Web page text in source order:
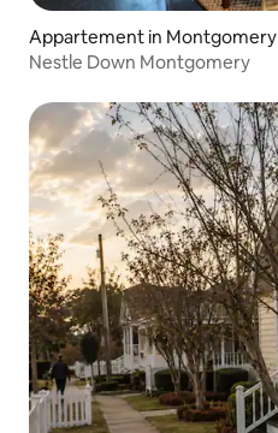
Appartement in Montgomery
Nestle Down Montgomery